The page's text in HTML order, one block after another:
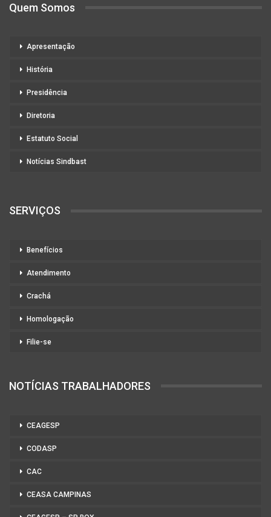
Quem Somos
Apresentação
História
Presidência
Diretoria
Estatuto Social
Notícias Sindbast
SERVIÇOS
Benefícios
Atendimento
Crachá
Homologação
Filie-se
NOTÍCIAS TRABALHADORES
CEAGESP
CODASP
CAC
CEASA CAMPINAS